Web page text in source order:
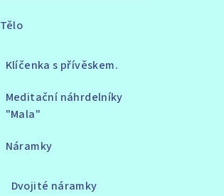
Tělo
Klíčenka s přívěskem.
Meditační náhrdelníky
"Mala"
Náramky
Dvojité náramky